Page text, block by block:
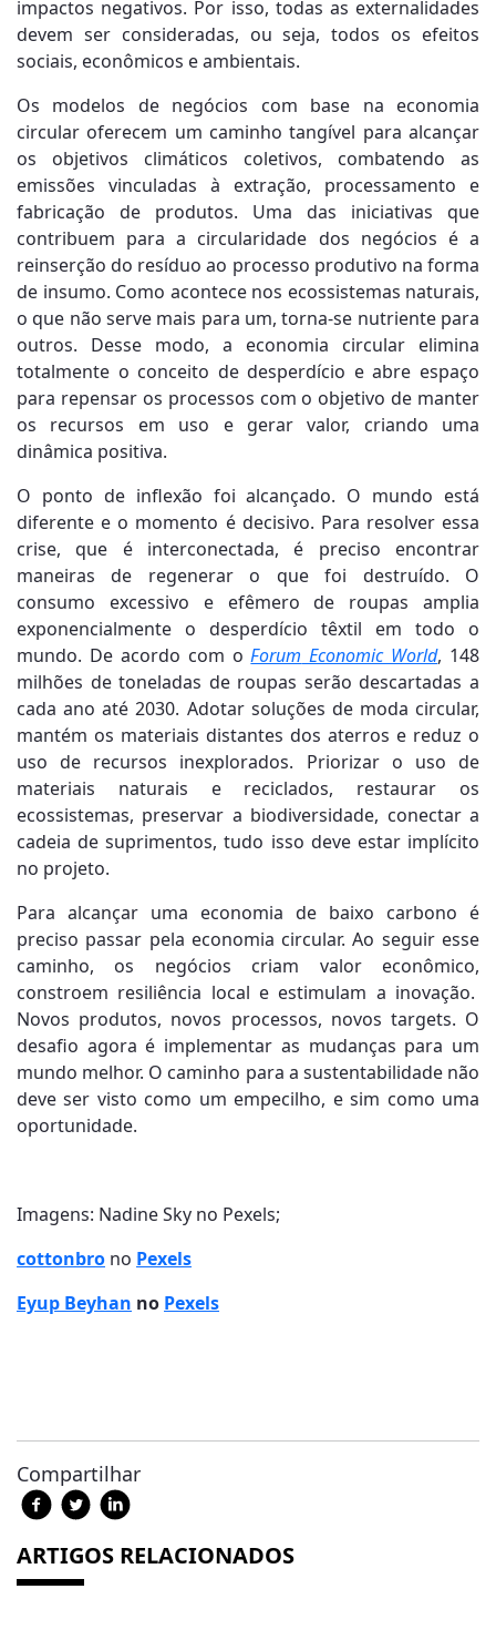
impactos negativos. Por isso, todas as externalidades
devem ser consideradas, ou seja, todos os efeitos
sociais, econômicos e ambientais.
Os modelos de negócios com base na economia
circular oferecem um caminho tangível para alcançar
os objetivos climáticos coletivos, combatendo as
emissões vinculadas à extração, processamento e
fabricação de produtos. Uma das iniciativas que
contribuem para a circularidade dos negócios é a
reinserção do resíduo ao processo produtivo na forma
de insumo. Como acontece nos ecossistemas naturais,
o que não serve mais para um, torna-se nutriente para
outros. Desse modo, a economia circular elimina
totalmente o conceito de desperdício e abre espaço
para repensar os processos com o objetivo de manter
os recursos em uso e gerar valor, criando uma
dinâmica positiva.
O ponto de inflexão foi alcançado. O mundo está
diferente e o momento é decisivo. Para resolver essa
crise, que é interconectada, é preciso encontrar
maneiras de regenerar o que foi destruído. O
consumo excessivo e efêmero de roupas amplia
exponencialmente o desperdício têxtil em todo o
mundo. De acordo com oForum Economic World, 148
milhões de toneladas de roupas serão descartadas a
cada ano até 2030. Adotar soluções de moda circular,
mantém os materiais distantes dos aterros e reduz o
uso de recursos inexplorados. Priorizar o uso de
materiais naturais e reciclados, restaurar os
ecossistemas, preservar a biodiversidade, conectar a
cadeia de suprimentos, tudo isso deve estar implícito
no projeto.
Para alcançar uma economia de baixo carbono é
preciso passar pela economia circular. Ao seguir esse
caminho, os negócios criam valor econômico,
constroem resiliência local e estimulam a inovação.
Novos produtos, novos processos, novos targets. O
desafio agora é implementar as mudanças para um
mundo melhor. O caminho para a sustentabilidade não
deve ser visto como um empecilho, e sim como uma
oportunidade.
Imagens: Nadine Sky no Pexels;
cottonbro no Pexels
Eyup Beyhan no Pexels
Compartilhar
ARTIGOS RELACIONADOS